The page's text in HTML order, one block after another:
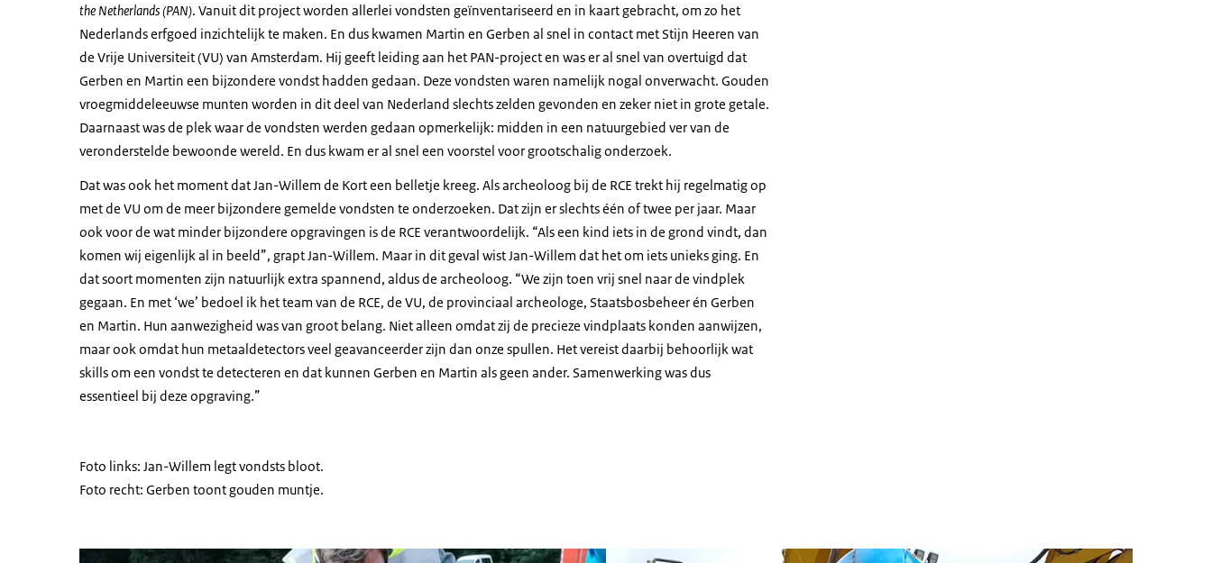
the Netherlands (PAN). Vanuit dit project worden allerlei vondsten geïnventariseerd en in kaart gebracht, om zo het
Nederlands erfgoed inzichtelijk te maken. En dus kwamen Martin en Gerben al snel in contact met Stijn Heeren van
de Vrije Universiteit (VU) van Amsterdam. Hij geeft leiding aan het PAN-project en was er al snel van overtuigd dat
Gerben en Martin een bijzondere vondst hadden gedaan. Deze vondsten waren namelijk nogal onverwacht. Gouden
vroegmiddeleeuwse munten worden in dit deel van Nederland slechts zelden gevonden en zeker niet in grote getale.
Daarnaast was de plek waar de vondsten werden gedaan opmerkelijk: midden in een natuurgebied ver van de
veronderstelde bewoonde wereld. En dus kwam er al snel een voorstel voor grootschalig onderzoek.
Dat was ook het moment dat Jan-Willem de Kort een belletje kreeg. Als archeoloog bij de RCE trekt hij regelmatig op
met de VU om de meer bijzondere gemelde vondsten te onderzoeken. Dat zijn er slechts één of twee per jaar. Maar
ook voor de wat minder bijzondere opgravingen is de RCE verantwoordelijk. “Als een kind iets in de grond vindt, dan
komen wij eigenlijk al in beeld”, grapt Jan-Willem. Maar in dit geval wist Jan-Willem dat het om iets unieks ging. En
dat soort momenten zijn natuurlijk extra spannend, aldus de archeoloog. “We zijn toen vrij snel naar de vindplek
gegaan. En met ‘we’ bedoel ik het team van de RCE, de VU, de provinciaal archeologe, Staatsbosbeheer én Gerben
en Martin. Hun aanwezigheid was van groot belang. Niet alleen omdat zij de precieze vindplaats konden aanwijzen,
maar ook omdat hun metaaldetectors veel geavanceerder zijn dan onze spullen. Het vereist daarbij behoorlijk wat
skills om een vondst te detecteren en dat kunnen Gerben en Martin als geen ander. Samenwerking was dus
essentieel bij deze opgraving.”
Foto links: Jan-Willem legt vondsts bloot.
Foto recht: Gerben toont gouden muntje.